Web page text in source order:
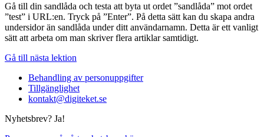
Gå till din sandlåda och testa att byta ut ordet ”sandlåda” mot ordet
”test” i URL:en. Tryck på ”Enter”. På detta sätt kan du skapa andra
undersidor än sandlåda under ditt användarnamn. Detta är ett vanligt
sätt att arbeta om man skriver flera artiklar samtidigt.
Gå till nästa lektion
Behandling av personuppgifter
Tillgänglighet
kontakt@digiteket.se
Nyhetsbrev? Ja!